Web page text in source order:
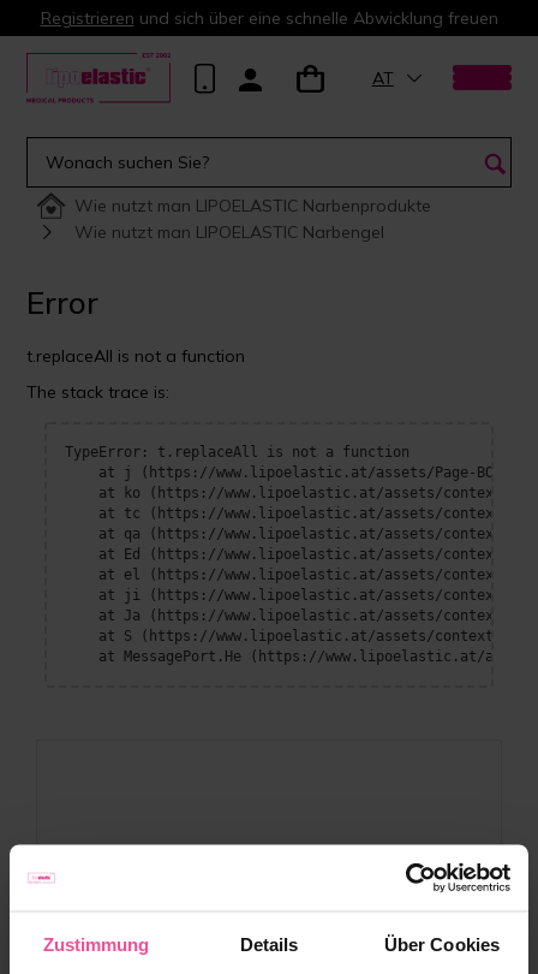
Zustimmung Details Über Cookies
Registrieren und sich über eine schnelle Abwicklung freuen
AT
Wie nutzt man LIPOELASTIC Narbenprodukte
Wie nutzt man LIPOELASTIC Narbengel
Error
t.replaceAll is not a function
The stack trace is:
TypeError: t.replaceAll is not a function
at j (https://www.lipoelastic.at/assets/Page-BOrFn-
at ko (https://www.lipoelastic.at/assets/context-
at tc (https://www.lipoelastic.at/assets/context-
at qa (https://www.lipoelastic.at/assets/context-
at Ed (https://www.lipoelastic.at/assets/context-
at el (https://www.lipoelastic.at/assets/context-
at ji (https://www.lipoelastic.at/assets/context-
at Ja (https://www.lipoelastic.at/assets/context-
at S (https://www.lipoelastic.at/assets/context-
at MessagePort.He (https://www.lipoelastic.at/